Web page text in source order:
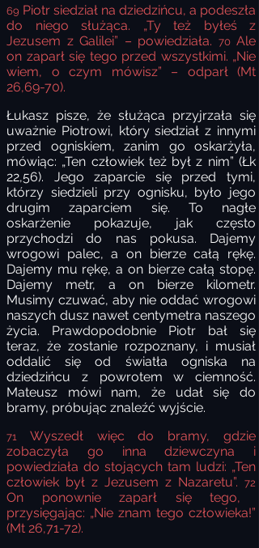
69 Piotr siedział na dziedzińcu, a podeszła
do niego służąca. „Ty też byłeś z
Jezusem z Galilei” – powiedziała. 70Ale
on zaparł się tego przed wszystkimi. „Nie
wiem, o czym mówisz” – odparł (Mt
26,69-70).
Łukasz pisze, że służąca przyjrzała się
uważnie Piotrowi, który siedział z innymi
przed ogniskiem, zanim go oskarżyła,
mówiąc: „Ten człowiek też był z nim” (Łk
22,56). Jego zaparcie się przed tymi,
którzy siedzieli przy ognisku, było jego
drugim zaparciem się. To nagłe
oskarżenie pokazuje, jak często
przychodzi do nas pokusa. Dajemy
wrogowi palec, a on bierze całą rękę.
Dajemy mu rękę, a on bierze całą stopę.
Dajemy metr, a on bierze kilometr.
Musimy czuwać, aby nie oddać wrogowi
naszych dusz nawet centymetra naszego
życia. Prawdopodobnie Piotr bał się
teraz, że zostanie rozpoznany, i musiał
oddalić się od światła ogniska na
dziedzińcu z powrotem w ciemność.
Mateusz mówi nam, że udał się do
bramy, próbując znaleźć wyjście.
71
Wyszedł więc do bramy, gdzie
zobaczyła go inna dziewczyna i
powiedziała do stojących tam ludzi: „Ten
człowiek był z Jezusem z Nazaretu”. 72
On ponownie zaparł się tego,
przysięgając: „Nie znam tego człowieka!”
(Mt 26,71-72).